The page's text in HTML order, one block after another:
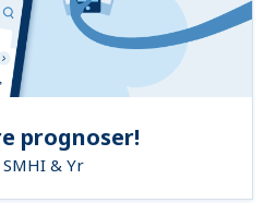
prognoser!
& Yr